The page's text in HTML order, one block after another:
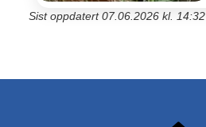
Sist oppdatert 07.06.2026 kl. 14:32